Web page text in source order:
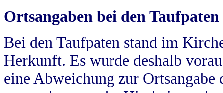
Ortsangaben bei den Taufpaten
Bei den Taufpaten stand im
Herkunft. Es wurde deshalb
eine Abweichung zur